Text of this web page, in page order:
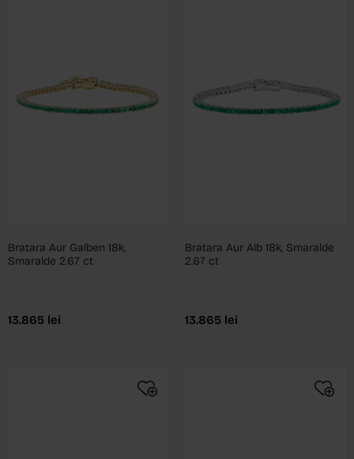
Bratara Aur Galben 18k,
Smaralde 2.67 ct
13.865 lei
Bratara Aur Alb 18k, Smaralde
2.67 ct
13.865 lei